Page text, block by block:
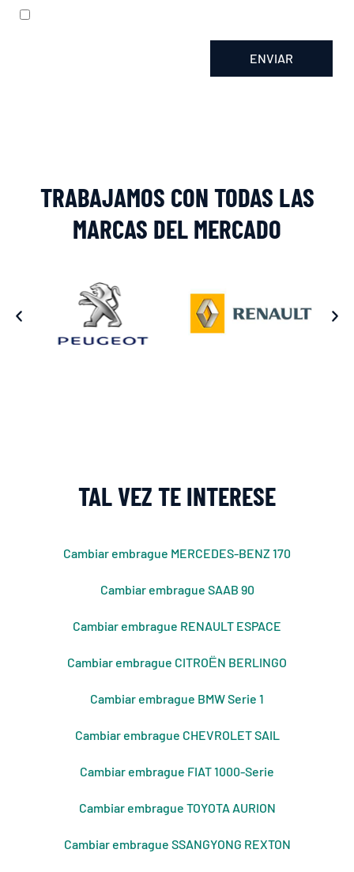
ENVIAR
TRABAJAMOS CON TODAS LAS
MARCAS DEL MERCADO
TAL VEZ TE INTERESE
Cambiar embrague MERCEDES-BENZ 170
Cambiar embrague SAAB 90
Cambiar embrague RENAULT ESPACE
Cambiar embrague CITROЁN BERLINGO
Cambiar embrague BMW Serie 1
Cambiar embrague CHEVROLET SAIL
Cambiar embrague FIAT 1000-Serie
Cambiar embrague TOYOTA AURION
Cambiar embrague SSANGYONG REXTON